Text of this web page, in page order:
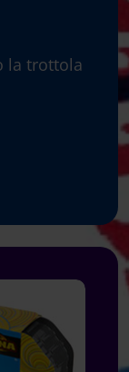
la trottola